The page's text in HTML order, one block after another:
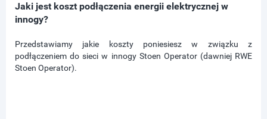
Jaki jest koszt podłączenia energii elektrycznej w
innogy?
Przedstawiamy jakie koszty poniesiesz w związku z
podłączeniem do sieci w innogy Stoen Operator (dawniej RWE
Stoen Operator).